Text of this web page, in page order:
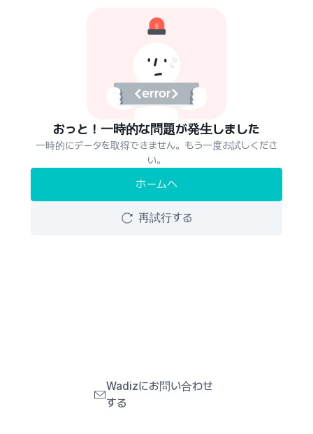
おっと！一時的な問題が発生しました
一時的にデータを取得できません。もう一度お試しくださ
い。
ホームへ
再試行する
Wadizにお問い合わせ
する